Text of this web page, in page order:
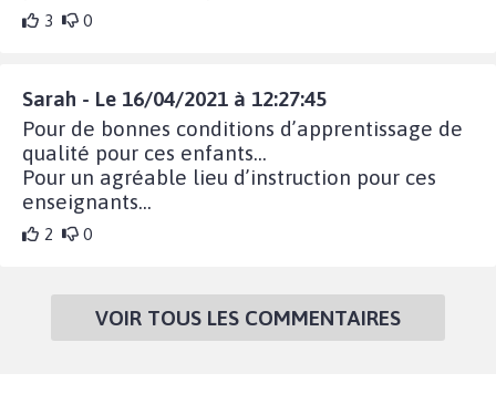
3 0
Sarah - Le 16/04/2021 à 12:27:45
Pour de bonnes conditions d’apprentissage de
qualité pour ces enfants...
Pour un agréable lieu d’instruction pour ces
enseignants...
2 0
VOIR TOUS LES COMMENTAIRES